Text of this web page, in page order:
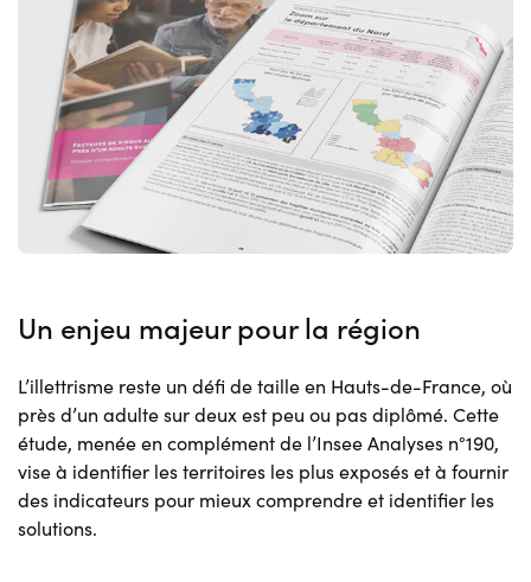
Un enjeu majeur pour la région
L’illettrisme reste un défi de taille en Hauts-de-France, où
près d’un adulte sur deux est peu ou pas diplômé. Cette
étude, menée en complément de l’Insee Analyses n°190,
vise à identifier les territoires les plus exposés et à fournir
des indicateurs pour mieux comprendre et identifier les
solutions.